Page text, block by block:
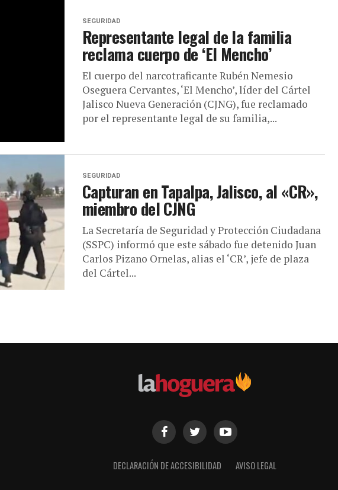
SEGURIDAD
Representante legal de la familia
reclama cuerpo de ‘El Mencho’
El cuerpo del narcotraficante Rubén Nemesio
Oseguera Cervantes, ‘El Mencho’, líder del Cártel
Jalisco Nueva Generación (CJNG), fue reclamado
por el representante legal de su familia,...
SEGURIDAD
Capturan en Tapalpa, Jalisco, al «CR»,
miembro del CJNG
La Secretaría de Seguridad y Protección Ciudadana
(SSPC) informó que este sábado fue detenido Juan
Carlos Pizano Ornelas, alias el ‘CR’, jefe de plaza
del Cártel...
DECLARACIÓN DE ACCESIBILIDAD AVISO LEGAL